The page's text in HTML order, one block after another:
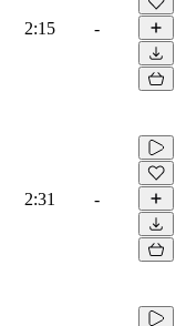
2:15 -
2:31 -